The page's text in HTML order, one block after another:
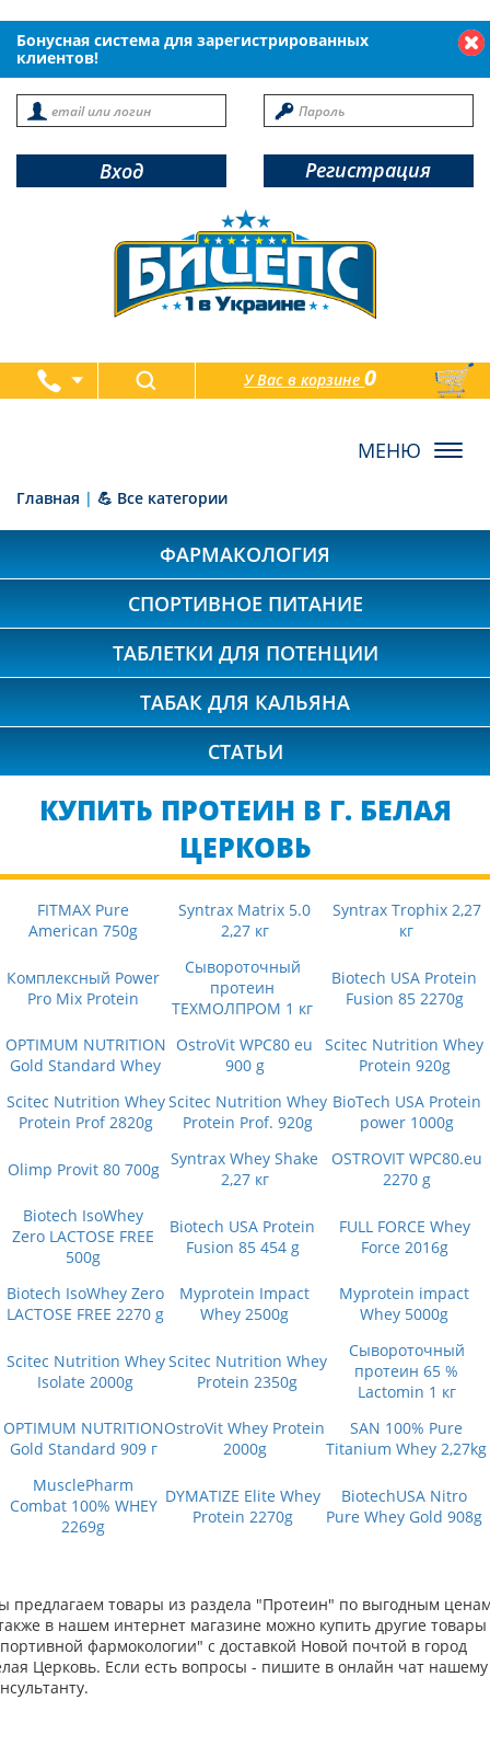
Бонусная система для зарегистрированных
клиентов!
Вход Регистрация
У Вас в корзине0
товаров
Главная | 💪 Все категории
ФАРМАКОЛОГИЯ
СПОРТИВНОЕ ПИТАНИЕ
ТАБЛЕТКИ ДЛЯ ПОТЕНЦИИ
ТАБАК ДЛЯ КАЛЬЯНА
СТАТЬИ
КУПИТЬ ПРОТЕИН В Г. БЕЛАЯ
ЦЕРКОВЬ
FITMAX Pure
American 750g
Syntrax Matrix 5.0
2,27 кг
Syntrax Trophix 2,27
кг
Комплексный Power
Pro Mix Protein
Сывороточный
протеин
ТЕХМОЛПРОМ 1 кг
Biotech USA Protein
Fusion 85 2270g
OPTIMUM NUTRITION
Gold Standard Whey
OstroVit WPC80 eu
900 g
Scitec Nutrition Whey
Protein 920g
Scitec Nutrition Whey
Protein Prof 2820g
Scitec Nutrition Whey
Protein Prof. 920g
BioTech USA Protein
power 1000g
Olimp Provit 80 700g Syntrax Whey Shake
2,27 кг
OSTROVIT WPC80.eu
2270 g
Biotech IsoWhey
Zero LACTOSE FREE
500g
Biotech USA Protein
Fusion 85 454 g
FULL FORCE Whey
Force 2016g
Biotech IsoWhey Zero
LACTOSE FREE 2270 g
Myprotein Impact
Whey 2500g
Myprotein impact
Whey 5000g
Scitec Nutrition Whey
Isolate 2000g
Scitec Nutrition Whey
Protein 2350g
Сывороточный
протеин 65 %
Lactomin 1 кг
OPTIMUM NUTRITION
Gold Standard 909 г
OstroVit Whey Protein
2000g
SAN 100% Pure
Titanium Whey 2,27kg
MusclePharm
Combat 100% WHEY
2269g
DYMATIZE Elite Whey
Protein 2270g
BiotechUSA Nitro
Pure Whey Gold 908g
предлагаем товары из раздела "Протеин" по выгодным
в нашем интернет магазине можно купить другие товары
фармокологии" с доставкой Новой почтой в город
Церковь. Если есть вопросы - пишите в онлайн чат нашему